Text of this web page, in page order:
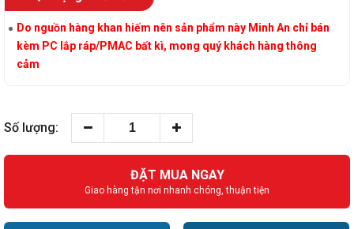
Do nguồn hàng khan hiếm nên sản phẩm này Minh An chỉ bán
kèm PC lắp ráp/PMAC bất kì, mong quý khách hàng thông
cảm
Số lượng:
ĐẶT MUA NGAY
Giao hàng tận nơi nhanh chóng, thuận tiện